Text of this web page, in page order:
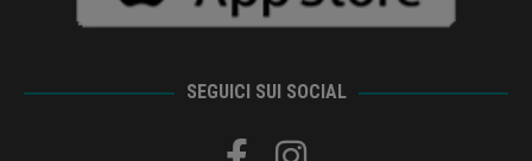
SEGUICI SUI SOCIAL